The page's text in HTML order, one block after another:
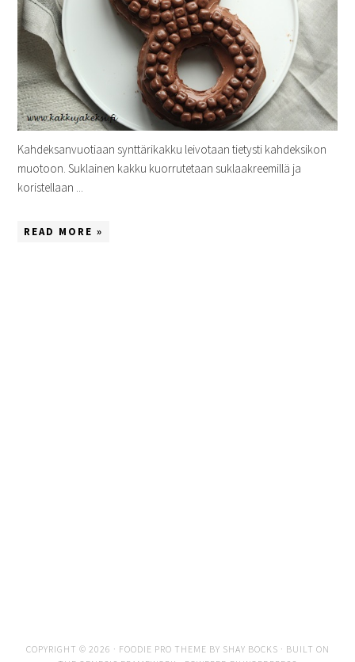
Kahdeksanvuotiaan synttärikakku leivotaan tietysti kahdeksikon
muotoon. Suklainen kakku kuorrutetaan suklaakreemillä ja
koristellaan ...
READ MORE »
COPYRIGHT © 2026 · FOODIE PRO THEME BY SHAY BOCKS · BUILT ON